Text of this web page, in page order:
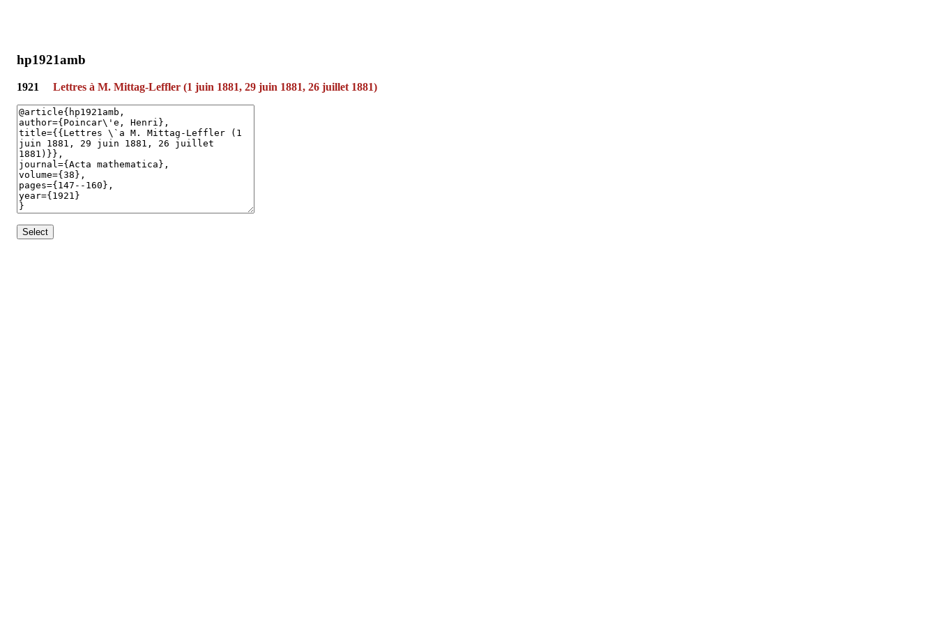
hp1921amb
1921 Lettres à M. Mittag-Leffler (1 juin 1881, 29 juin 1881, 26 juillet 1881)
Select